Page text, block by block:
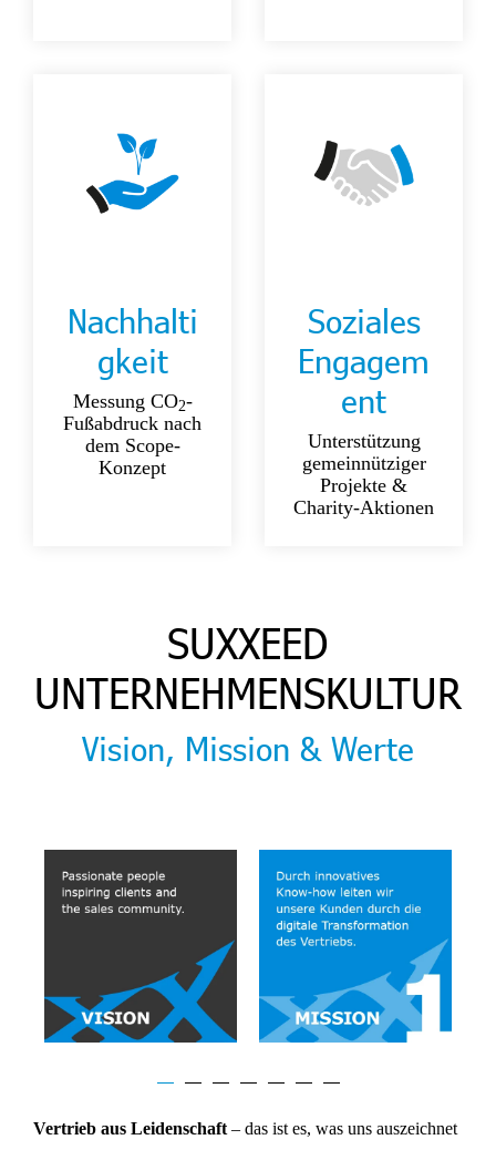
Nachhalti
gkeit
Messung CO2-
Fußabdruck nach
dem Scope-
Konzept
Soziales
Engagem
ent
Unterstützung
gemeinnütziger
Projekte &
Charity-Aktionen
SUXXEED
UNTERNEHMENSKULTUR
Vision, Mission & Werte
Vertrieb aus Leidenschaft – das ist es, was uns auszeichnet